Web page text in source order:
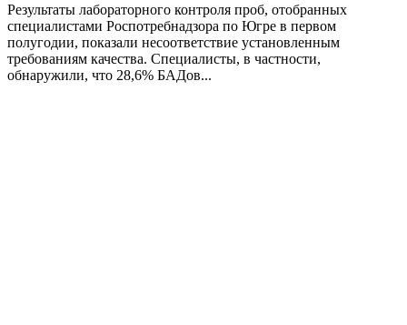
Результаты лабораторного контроля проб, отобранных
специалистами Роспотребнадзора по Югре в первом
полугодии, показали несоответствие установленным
требованиям качества. Специалисты, в частности,
обнаружили, что 28,6% БАДов...